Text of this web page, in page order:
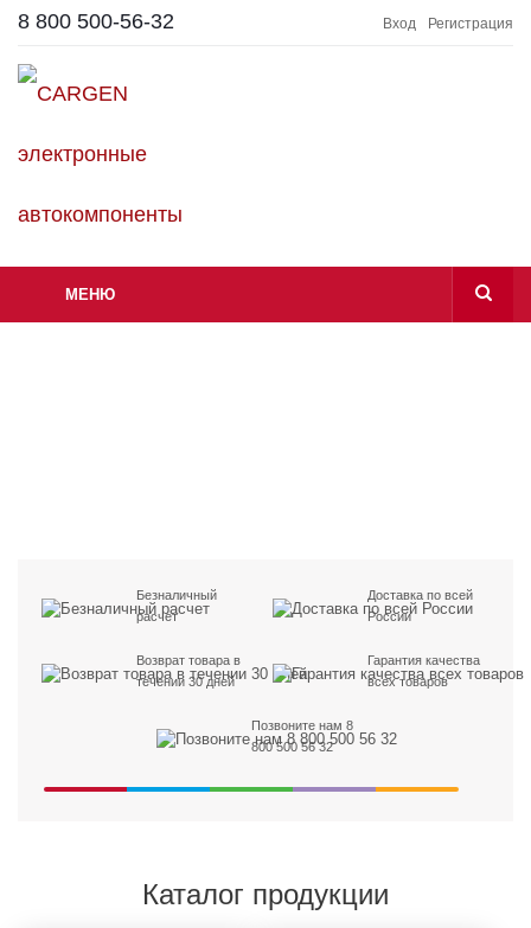
8 800 500-56-32 Вход Регистрация
МЕНЮ
Безналичный
расчет
Доставка по всей
России
Возврат товара в
течении 30 дней
Гарантия качества
всех товаров
Позвоните нам 8
800 500 56 32
Каталог продукции